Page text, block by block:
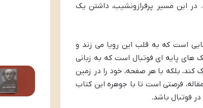
این مسیر پرفرازونشیب، داشتن یک
است که به قلب این رویا می زند و
های پایه ای فوتبال است که به زبانی
کند، بلکه با هر صفحه، خود را در زمین
فرصتی است تا با جوهره این کتاب
فوتبال باشد.